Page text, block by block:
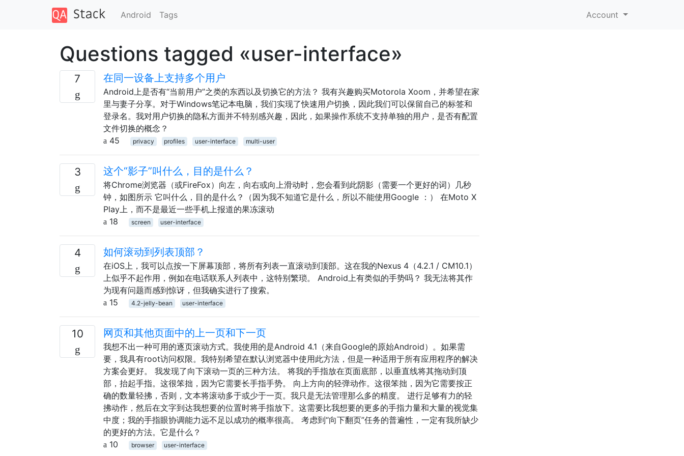
Android Tags Account
Questions tagged «user-interface»
7 在同一设备上支持多个用户
Android上是否有“当前用户”之类的东西以及切换它的方法？ 我有兴趣购买Motorola Xoom，并希望在家
里与妻子分享。对于Windows笔记本电脑，我们实现了快速用户切换，因此我们可以保留自己的标签和
登录名。我对用户切换的隐私方面并不特别感兴趣，因此，如果操作系统不支持单独的用户，是否有配置
文件切换的概念？
45
privacy profiles user-interface multi-user
3 这个“影子”叫什么，目的是什么？
将Chrome浏览器（或FireFox）向左，向右或向上滑动时，您会看到此阴影（需要一个更好的词）几秒
钟，如图所示 它叫什么，目的是什么？（因为我不知道它是什么，所以不能使用Google ：） 在Moto X
Play上，而不是最近一些手机上报道的果冻滚动
18
screen user-interface
4 如何滚动到列表顶部？
在iOS上，我可以点按一下屏幕顶部，将所有列表一直滚动到顶部。这在我的Nexus 4（4.2.1 / CM10.1）
上似乎不起作用，例如在电话联系人列表中，这特别繁琐。 Android上有类似的手势吗？ 我无法将其作
为现有问题而感到惊讶，但我确实进行了搜索。
15
4.2-jelly-bean user-interface
10 网页和其他页面中的上一页和下一页
我想不出一种可用的逐页滚动方式。我使用的是Android 4.1（来自Google的原始Android）。如果需
要，我具有root访问权限。我特别希望在默认浏览器中使用此方法，但是一种适用于所有应用程序的解决
方案会更好。 我发现了向下滚动一页的三种方法。 将我的手指放在页面底部，以垂直线将其拖动到顶
部，抬起手指。这很笨拙，因为它需要长手指手势。 向上方向的轻弹动作。这很笨拙，因为它需要按正
确的数量轻拂，否则，文本将滚动多于或少于一页。我只是无法管理那么多的精度。 进行足够有力的轻
拂动作，然后在文字到达我想要的位置时将手指放下。这需要比我想要的更多的手指力量和大量的视觉集
中度；我的手指眼协调能力远不足以成功的概率很高。 考虑到“向下翻页”任务的普遍性，一定有我所缺少
的更好的方法。它是什么？
10
browser user-interface